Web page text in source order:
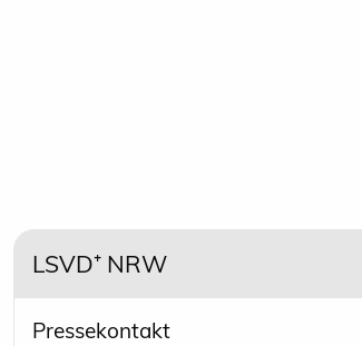
LSVD⁺ NRW
Pressekontakt